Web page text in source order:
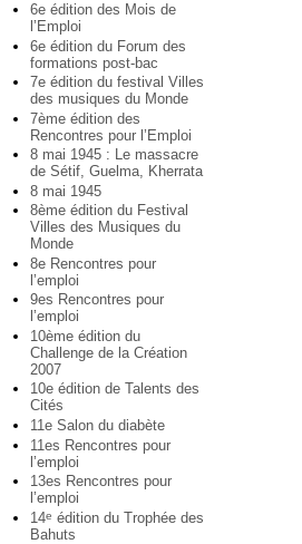
6e édition des Mois de
l’Emploi
6e édition du Forum des
formations post-bac
7e édition du festival Villes
des musiques du Monde
7ème édition des
Rencontres pour l’Emploi
8 mai 1945 : Le massacre
de Sétif, Guelma, Kherrata
8 mai 1945
8ème édition du Festival
Villes des Musiques du
Monde
8e Rencontres pour
l’emploi
9es Rencontres pour
l’emploi
10ème édition du
Challenge de la Création
2007
10e édition de Talents des
Cités
11e Salon du diabète
11es Rencontres pour
l’emploi
13es Rencontres pour
l’emploi
14e édition du Trophée des
Bahuts